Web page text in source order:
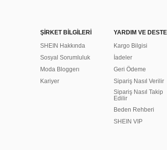
ŞİRKET BİLGİLERİ
SHEIN Hakkında
Sosyal Sorumluluk
Moda Bloggerı
Kariyer
YARDIM VE
Kargo Bilgisi
İadeler
Geri Ödeme
Sipariş Nasıl Verilir
Sipariş Nasıl Takip
Edilir
Beden Rehberi
SHEIN VIP